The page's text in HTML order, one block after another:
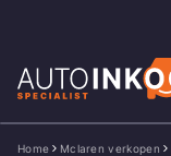
Home Mclaren verkopen